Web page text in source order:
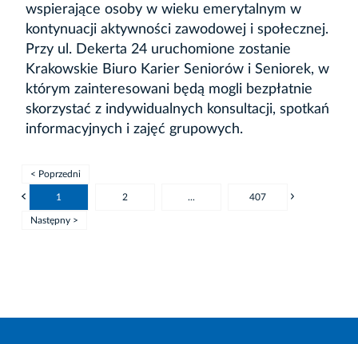
wspierające osoby w wieku emerytalnym w
kontynuacji aktywności zawodowej i społecznej.
Przy ul. Dekerta 24 uruchomione zostanie
Krakowskie Biuro Karier Seniorów i Seniorek, w
którym zainteresowani będą mogli bezpłatnie
skorzystać z indywidualnych konsultacji, spotkań
informacyjnych i zajęć grupowych.
< Poprzedni
1 2 ... 407
Następny >